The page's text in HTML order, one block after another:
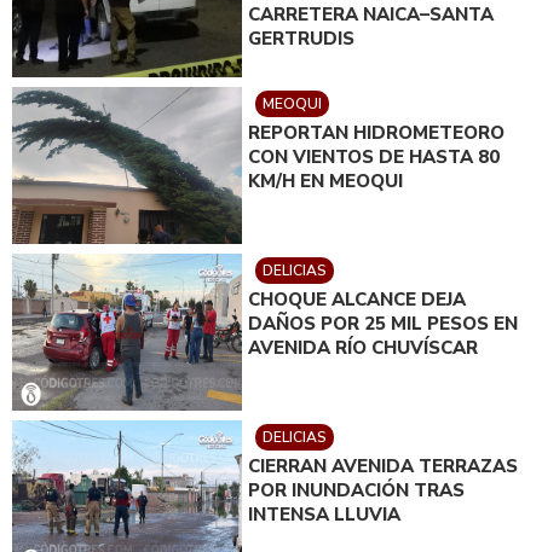
CARRETERA NAICA–SANTA
GERTRUDIS
MEOQUI
REPORTAN HIDROMETEORO
CON VIENTOS DE HASTA 80
KM/H EN MEOQUI
DELICIAS
CHOQUE ALCANCE DEJA
DAÑOS POR 25 MIL PESOS EN
AVENIDA RÍO CHUVÍSCAR
DELICIAS
CIERRAN AVENIDA TERRAZAS
POR INUNDACIÓN TRAS
INTENSA LLUVIA